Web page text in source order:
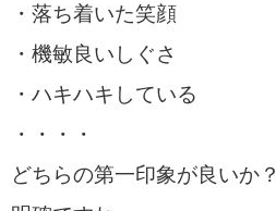
・落ち着いた笑顔
・機敏良いしぐさ
・ハキハキしている
・・・・
どちらの第一印象が良いか？